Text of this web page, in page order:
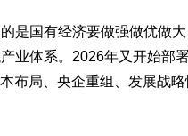
是国有经济要做强做优做
业体系。2026年又开始部
布局、央企重组、发展战